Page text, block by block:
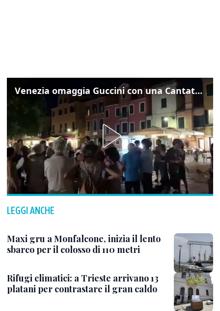
Venezia omaggia Guccini con una Cantata Anarchica in campo Santa Margherita
LEGGI ANCHE
Maxi gru a Monfalcone, inizia il lento
sbarco per il colosso di 110 metri
Rifugi climatici: a Trieste arrivano 13
platani per contrastare il gran caldo